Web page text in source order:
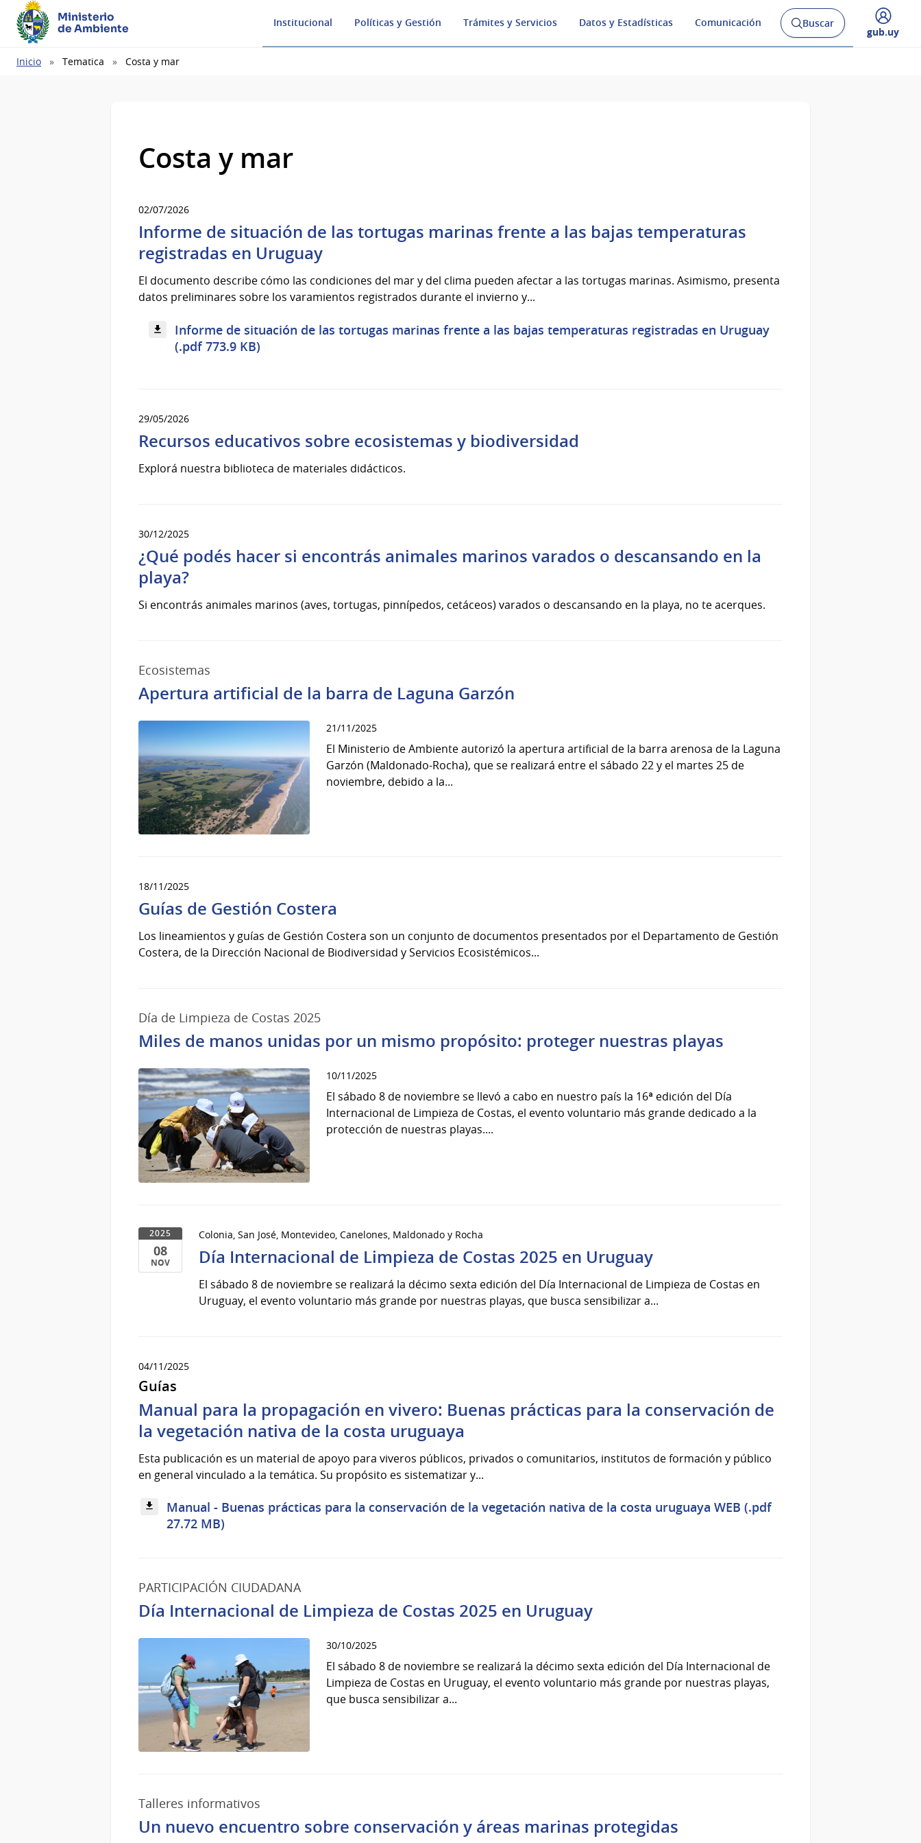
Ministerio
de Ambiente
Institucional Políticas y Gestión Trámites y Servicios Datos y Estadísticas Comunicación
Abrir
buscador
Buscar
Desplegar
gub.uy
Ruta
Inicio Tematica Costa y mar
Costa y mar
02/07/2026
Informe de situación de las tortugas marinas frente a las bajas temperaturas
registradas en Uruguay
El documento describe cómo las condiciones del mar y del clima pueden afectar a las tortugas marinas. Asimismo, presenta
datos preliminares sobre los varamientos registrados durante el invierno y...
Informe de situación de las tortugas marinas frente a las bajas temperaturas registradas en Uruguay
(.pdf 773.9 KB)
29/05/2026
Recursos educativos sobre ecosistemas y biodiversidad
Explorá nuestra biblioteca de materiales didácticos.
30/12/2025
¿Qué podés hacer si encontrás animales marinos varados o descansando en la
playa?
Si encontrás animales marinos (aves, tortugas, pinnípedos, cetáceos) varados o descansando en la playa, no te acerques.
Ecosistemas
Apertura artificial de la barra de Laguna Garzón
21/11/2025
El Ministerio de Ambiente autorizó la apertura artificial de la barra arenosa de la Laguna
Garzón (Maldonado-Rocha), que se realizará entre el sábado 22 y el martes 25 de
noviembre, debido a la...
18/11/2025
Guías de Gestión Costera
Los lineamientos y guías de Gestión Costera son un conjunto de documentos presentados por el Departamento de Gestión
Costera, de la Dirección Nacional de Biodiversidad y Servicios Ecosistémicos...
Día de Limpieza de Costas 2025
Miles de manos unidas por un mismo propósito: proteger nuestras playas
10/11/2025
El sábado 8 de noviembre se llevó a cabo en nuestro país la 16ª edición del Día
Internacional de Limpieza de Costas, el evento voluntario más grande dedicado a la
protección de nuestras playas....
2025
08
NOV
Colonia, San José, Montevideo, Canelones, Maldonado y Rocha
Día Internacional de Limpieza de Costas 2025 en Uruguay
El sábado 8 de noviembre se realizará la décimo sexta edición del Día Internacional de Limpieza de Costas en
Uruguay, el evento voluntario más grande por nuestras playas, que busca sensibilizar a...
04/11/2025
Guías
Manual para la propagación en vivero: Buenas prácticas para la conservación de
la vegetación nativa de la costa uruguaya
Esta publicación es un material de apoyo para viveros públicos, privados o comunitarios, institutos de formación y público
en general vinculado a la temática. Su propósito es sistematizar y...
Manual - Buenas prácticas para la conservación de la vegetación nativa de la costa uruguaya WEB (.pdf
27.72 MB)
PARTICIPACIÓN CIUDADANA
Día Internacional de Limpieza de Costas 2025 en Uruguay
30/10/2025
El sábado 8 de noviembre se realizará la décimo sexta edición del Día Internacional de
Limpieza de Costas en Uruguay, el evento voluntario más grande por nuestras playas,
que busca sensibilizar a...
Talleres informativos
Un nuevo encuentro sobre conservación y áreas marinas protegidas